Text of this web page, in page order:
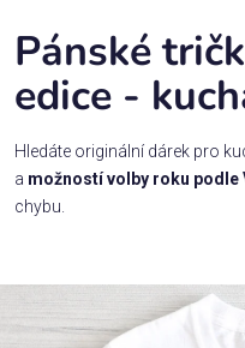
Dárek
Rodina
/
Láska
zájmy a
sport
Pánské
edice -
Hledáte originální dárek pro
a možností volby roku podle
chybu.